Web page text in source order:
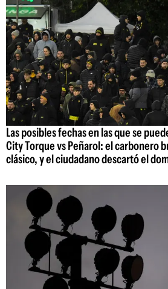
Las posibles fechas en las que se
City Torque vs Peñarol: el carbonero
clásico, y el ciudadano descartó el